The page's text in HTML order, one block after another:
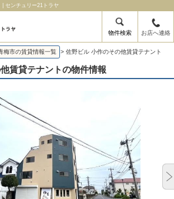
センチュリー21トラヤ
物件検索 お店へ連絡
梅市の賃貸情報一覧 > 佐野ビル 小作のその他賃貸テナント
賃貸テナントの物件情報